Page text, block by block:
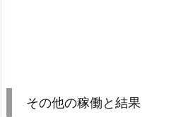
その他の稼働と結果